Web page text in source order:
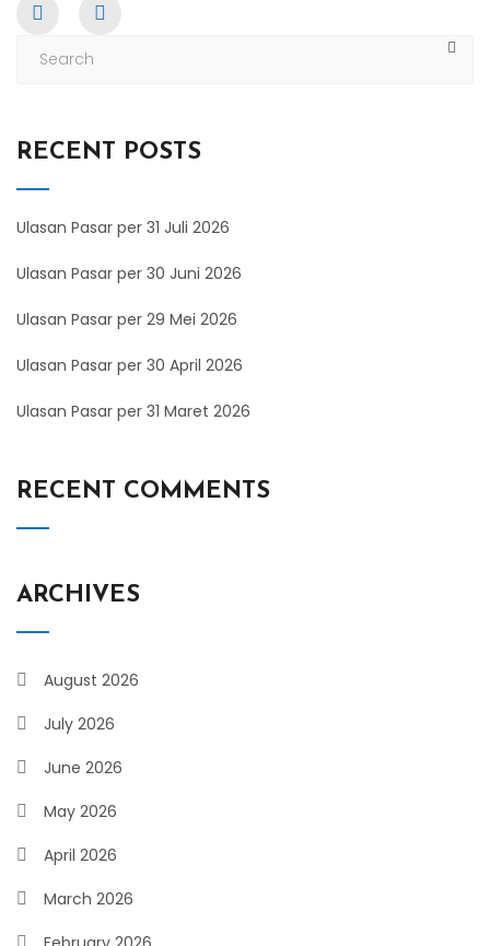
RECENT POSTS
Ulasan Pasar per 31 Juli 2026
Ulasan Pasar per 30 Juni 2026
Ulasan Pasar per 29 Mei 2026
Ulasan Pasar per 30 April 2026
Ulasan Pasar per 31 Maret 2026
RECENT COMMENTS
ARCHIVES
August 2026
July 2026
June 2026
May 2026
April 2026
March 2026